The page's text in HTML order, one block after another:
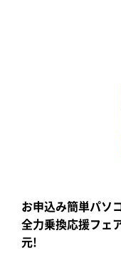
お申込み簡単パソ
全力乗換応援フェ
元!